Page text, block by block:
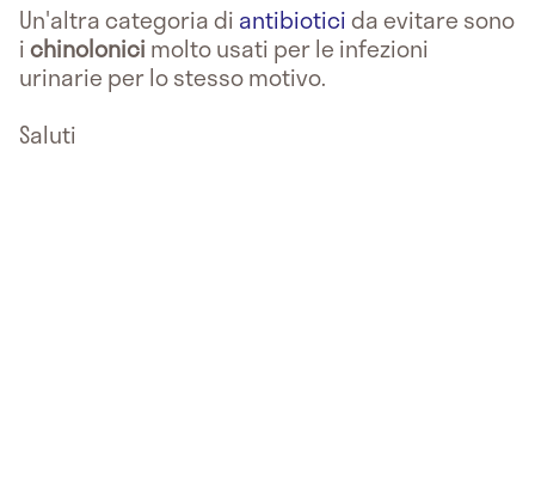
Un'altra categoria di antibioticida evitare sono
ichinolonici molto usati per le infezioni
urinarie per lo stesso motivo.
Saluti